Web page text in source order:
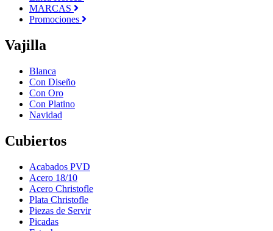
MARCAS
Promociones
Vajilla
Blanca
Con Diseño
Con Oro
Con Platino
Navidad
Cubiertos
Acabados PVD
Acero 18/10
Acero Christofle
Plata Christofle
Piezas de Servir
Picadas